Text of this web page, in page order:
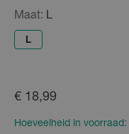
Maat: L
L
€ 18,99
Hoeveelheid in voorraad: